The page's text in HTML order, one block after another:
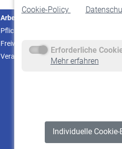
Cookie-Policy
Erforderliche
Mehr erfahren
Individuelle
Arbeitgeber
Pflichtversicherung
Freiwillige Versicherung
Veranstaltungen